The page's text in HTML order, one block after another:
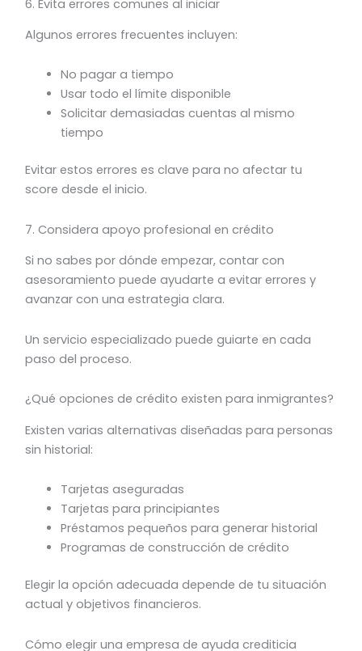
6. Evita errores comunes al iniciar
Algunos errores frecuentes incluyen:
No pagar a tiempo
Usar todo el límite disponible
Solicitar demasiadas cuentas al mismo
tiempo
Evitar estos errores es clave para no afectar tu
score desde el inicio.
7. Considera apoyo profesional en crédito
Si no sabes por dónde empezar, contar con
asesoramiento puede ayudarte a evitar errores y
avanzar con una estrategia clara.
Un servicio especializado puede guiarte en cada
paso del proceso.
¿Qué opciones de crédito existen para inmigrantes?
Existen varias alternativas diseñadas para personas
sin historial:
Tarjetas aseguradas
Tarjetas para principiantes
Préstamos pequeños para generar historial
Programas de construcción de crédito
Elegir la opción adecuada depende de tu situación
actual y objetivos financieros.
Cómo elegir una empresa de ayuda crediticia